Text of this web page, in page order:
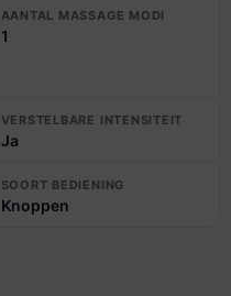
AANTAL MASSAGE MODI
1
VERSTELBARE INTENSITEIT
Ja
SOORT BEDIENING
Knoppen